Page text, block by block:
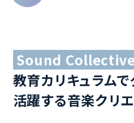
Sound
教育カリキュラム
活躍する音楽クリ